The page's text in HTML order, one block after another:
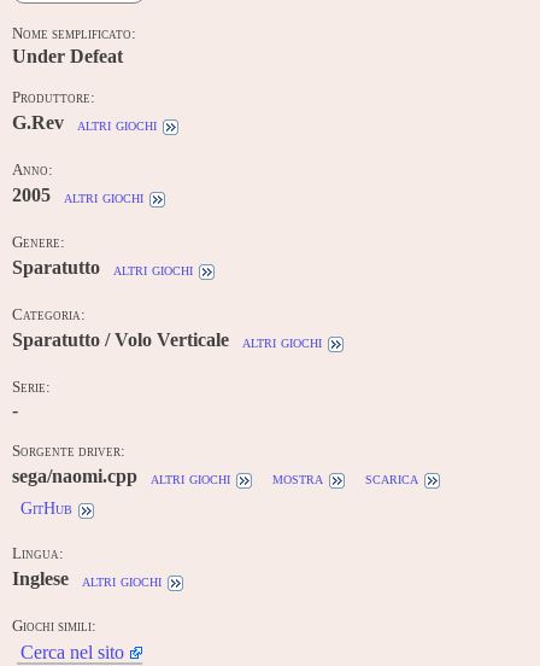
Nome semplificato:
Under Defeat
Produttore:
G.Rev altri giochi
Anno:
2005 altri giochi
Genere:
Sparatutto altri giochi
Categoria:
Sparatutto / Volo Verticale altri giochi
Serie:
-
Sorgente driver:
sega/naomi.cpp altri giochi mostra
scarica
GitHub
Lingua:
Inglese altri giochi
Giochi simili:
Cerca nel sito